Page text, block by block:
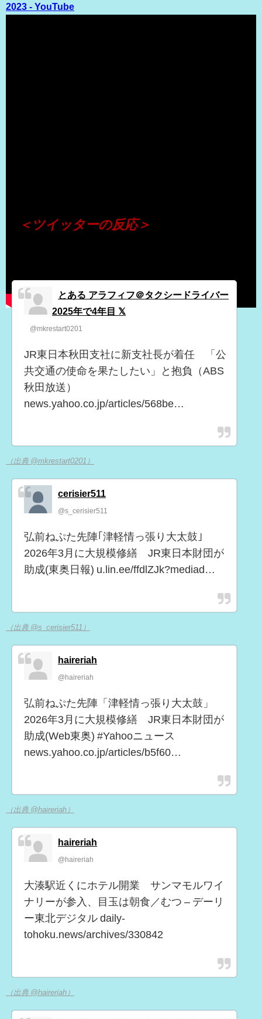
2023 - YouTube
＜ツイッターの反応＞
とある アラフィフ＠タクシードライバー
2025年で4年目 𝕏
@mkrestart0201
JR東日本秋田支社に新支社長が着任 「公
共交通の使命を果たしたい」と抱負（ABS
秋田放送）
news.yahoo.co.jp/articles/568be…
（出典 @mkrestart0201）
cerisier511
@s_cerisier511
弘前ねぷた先陣｢津軽情っ張り大太鼓｣
2026年3月に大規模修繕 JR東日本財団が
助成(東奥日報) u.lin.ee/ffdlZJk?mediad…
（出典 @s_cerisier511）
haireriah
@haireriah
弘前ねぷた先陣「津軽情っ張り大太鼓」
2026年3月に大規模修繕 JR東日本財団が
助成(Web東奥) #Yahooニュース
news.yahoo.co.jp/articles/b5f60…
（出典 @haireriah）
haireriah
@haireriah
大湊駅近くにホテル開業 サンマモルワイ
ナリーが参入、目玉は朝食／むつ – デーリ
ー東北デジタル daily-
tohoku.news/archives/330842
（出典 @haireriah）